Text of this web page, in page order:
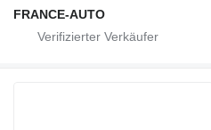
FRANCE-AUTO